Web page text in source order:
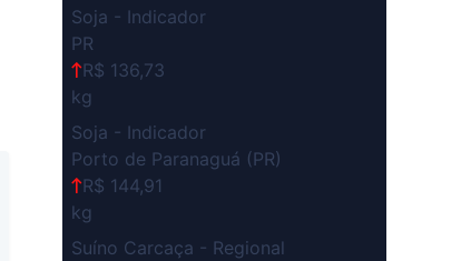
Soja - Indicador
PR
R$ 136,73
kg
Soja - Indicador
Porto de Paranaguá (PR)
R$ 144,91
kg
Suíno Carcaça - Regional